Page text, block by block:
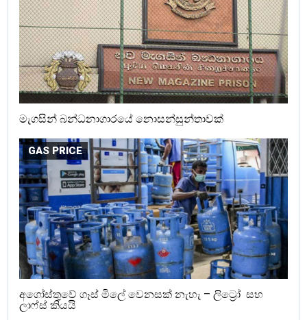
මැගසින් බන්ධනාගාරයේ නොසන්සුන්තාවක්
GAS PRICE
අගෝස්තුවේ ගෑස් මිලේ වෙනසක් නැහැ – ලිට්‍රෝ සහ
ලාෆ්ස් කියයි